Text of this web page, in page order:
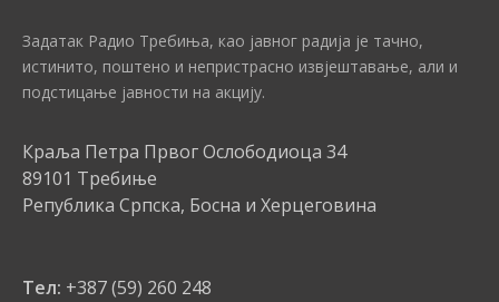
Задатак Радио Требиња, као јавног радија је тачно,
истинито, поштено и непристрасно извјештавање, али и
подстицање јавности на акцију.
Краља Петра Првог Ослободиоца 34
89101 Требиње
Република Српска, Босна и Херцеговина
Тел: +387 (59) 260 248